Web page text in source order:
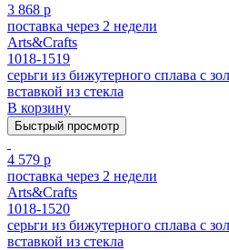
3 868 р
поставка через 2 недели
Arts&Crafts
1018-1519
серьги из бижутерного сплава с
вставкой из стекла
В корзину
Быстрый просмотр
4 579 р
поставка через 2 недели
Arts&Crafts
1018-1520
серьги из бижутерного сплава с
вставкой из стекла